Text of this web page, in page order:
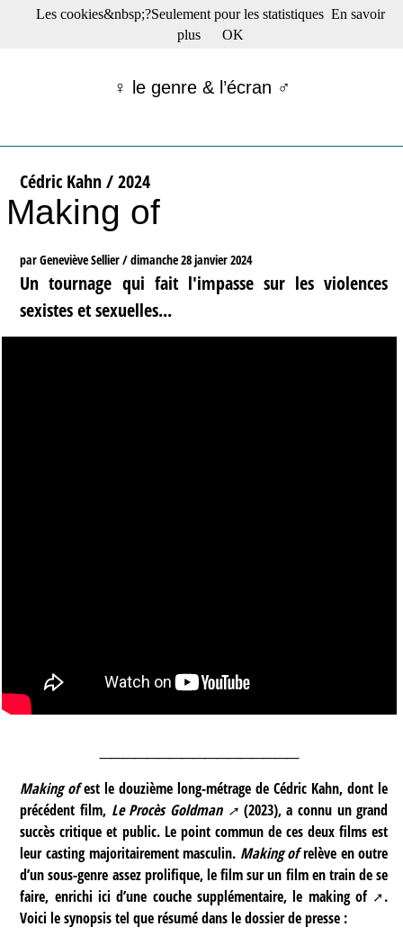
☰ Menu
Films récents
Tribunes
Bloc-notes
Archives
S’abonner à la Lettre !
♀ le genre & l’écran ♂
Cédric Kahn / 2024
Making of
par Geneviève Sellier /dimanche 28 janvier 2024
Un tournage qui fait l'impasse sur les violences
sexistes et sexuelles...
Making ofest le douzième long-métrage de Cédric Kahn, dont le
précédent film, Le Procès Goldman
(2023), a connu un grand
succès critique et public. Le point commun de ces deux films est
leur casting majoritairement masculin. Making ofrelève en outre
d’un sous-genre assez prolifique, le film sur un film en train de se
faire, enrichi ici d’une couche supplémentaire, le making of
.
Voici le synopsis tel que résumé dans le dossier de presse :
Les cookies&nbsp;?Seulement pour les statistiques En savoir
plus
OK